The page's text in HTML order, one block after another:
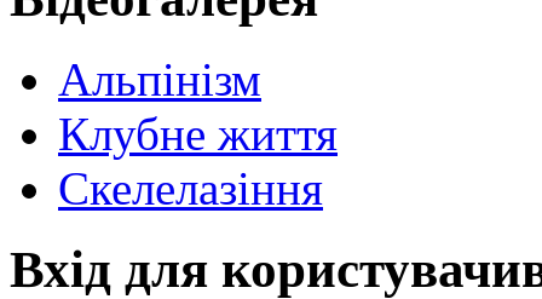
Альпінізм
Клубне життя
Скелелазіння
Вхід для